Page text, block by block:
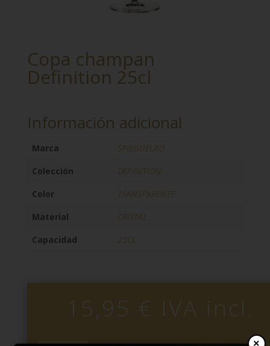
Copa champan
Definition 25cl
Información adicional
Marca
SPIEGUELAU
Colección
DEFINITION
Color
TRANSPARENTE
Material
CRISTAL
Capacidad
25CL
15,95 € IVA incl.
×